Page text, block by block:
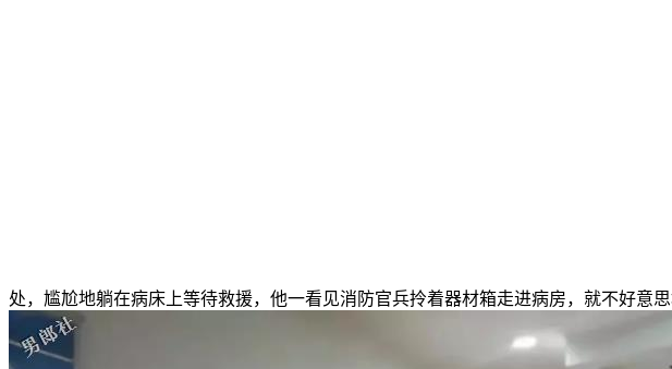
处，尴尬地躺在病床上等待救援，他一看见消防官兵拎着器材箱走进病房，就不好意